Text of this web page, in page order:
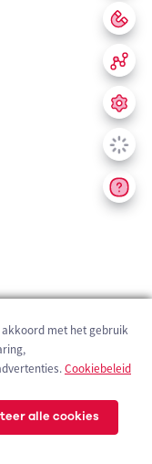
met het gebruik
Cookiebeleid
alle cookies